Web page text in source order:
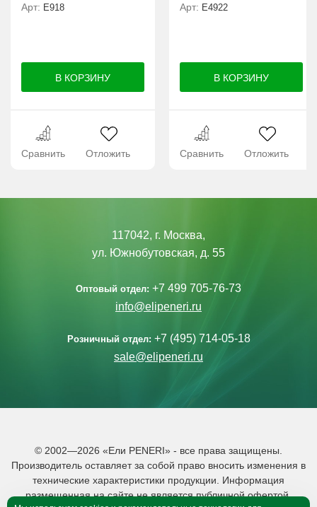
Арт: E918
Сравнить Отложить
Арт: Е4922
Сравнить Отложить
117042, г. Москва,
ул. Южнобутовская, д. 55
Оптовый отдел: +7 499 705-76-73
info@elipeneri.ru
Розничный отдел: +7 (495) 714-05-18
sale@elipeneri.ru
© 2002—2026 «Ели PENERI» - все права защищены.
Производитель оставляет за собой право вносить изменения в
технические характеристики продукции. Информация
размещенная на сайте не является публичной офертой.